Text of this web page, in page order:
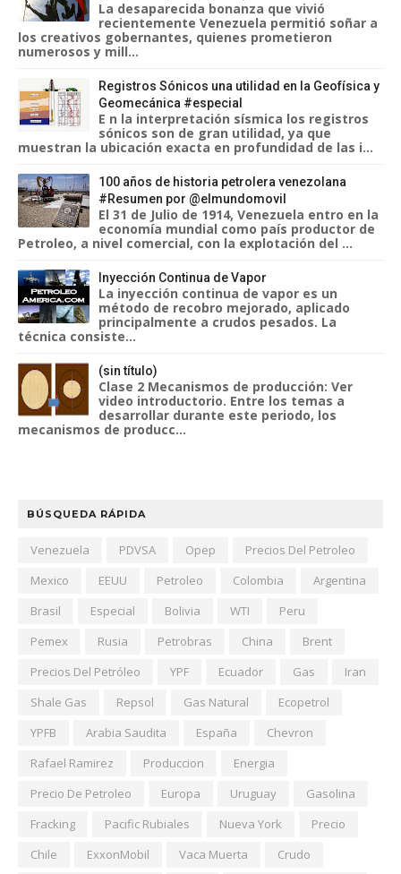
La desaparecida bonanza que vivió
recientemente Venezuela permitió soñar a
los creativos gobernantes, quienes prometieron
numerosos y mill...
Registros Sónicos una utilidad en la Geofísica y
Geomecánica #especial
E n la interpretación sísmica los registros
sónicos son de gran utilidad, ya que
muestran la ubicación exacta en profundidad de las i...
100 años de historia petrolera venezolana
#Resumen por @elmundomovil
El 31 de Julio de 1914, Venezuela entro en la
economía mundial como país productor de
Petroleo, a nivel comercial, con la explotación del ...
Inyección Continua de Vapor
La inyección continua de vapor es un
método de recobro mejorado, aplicado
principalmente a crudos pesados. La
técnica consiste...
(sin título)
Clase 2 Mecanismos de producción: Ver
video introductorio. Entre los temas a
desarrollar durante este periodo, los
mecanismos de producc...
BÚSQUEDA RÁPIDA
Venezuela PDVSA Opep
Precios Del Petroleo
Mexico
EEUU Petroleo Colombia
Argentina
Brasil
Especial Bolivia WTI
Peru
Pemex
Rusia Petrobras China
Brent
Precios Del Petróleo
YPF Ecuador Gas
Iran
Shale Gas
Repsol Gas Natural
Ecopetrol
YPFB
Arabia Saudita España
Chevron
Rafael Ramirez
Produccion
Energia
Precio De Petroleo
Europa Uruguay
Gasolina
Fracking
Pacific Rubiales Nueva York
Precio
Chile
ExxonMobil Vaca Muerta
Crudo